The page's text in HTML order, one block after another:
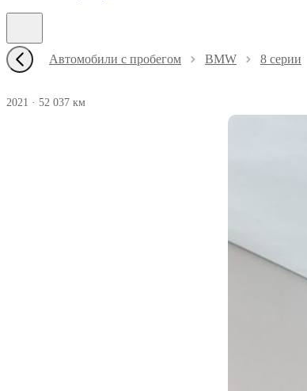
Автомобили с пробегом BMW 8 серии
2021 · 52 037 км